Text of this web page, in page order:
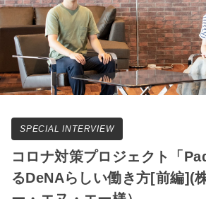
SPECIAL INTERVIEW
コロナ対策プロジェクト「
るDeNAらしい働き方[前編](